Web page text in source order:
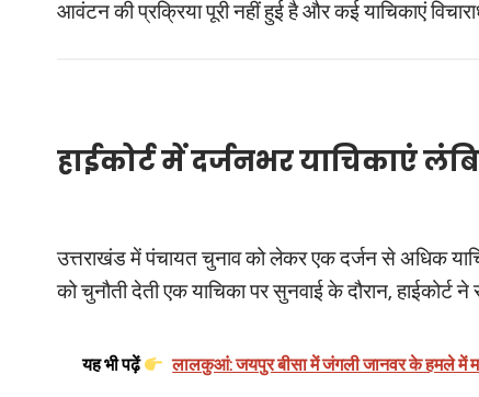
आवंटन की प्रक्रिया पूरी नहीं हुई है और कई याचिकाएं
हाईकोर्ट में दर्जनभर याचिकाएं
उत्तराखंड में पंचायत चुनाव को लेकर एक दर्जन से अधिक
को चुनौती देती एक याचिका पर सुनवाई के दौरान, हाईकोर्ट
यह भी पढ़ें लालकुआं: जयपुर बीसा में जंगली जानवर के हमले में